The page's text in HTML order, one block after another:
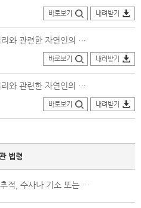
바로보기 내려받기
규정(EU) 제2016-679호_번역본(2016.04.27.제정)_의회법률정보포털.PDF
바로보기 내려받기
동에 관한 규정(EU) 제2016-679호_영문본(2016.04.27.제정).pdf
바로보기 내려받기
법령
범죄행위의 예방, 추적, 수사나 기소 또는 형벌의 집행을 위한 관할 당국의 개인정보 처리에 관한 자연인의 보호와 정보의 자유로운 이동에 관한 지침(Directive (EU) 2016/680 of the European Parliament and of the Council of 27 April 2016 on the protection of natural persons with regard to the processing of personal data by competent authorities for the purposes of the prevention, investigation, detection or prosecution of criminal offences or the execution of criminal penalties, and on the free movement of such data)